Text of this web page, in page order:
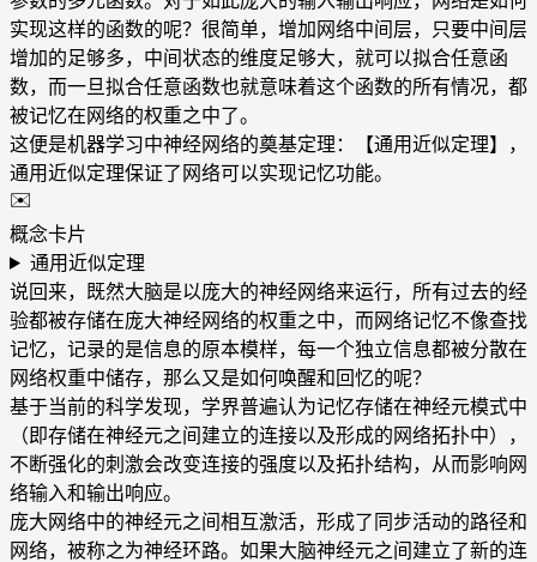
实现这样的函数的呢？很简单，增加网络中间层，只要中间层
增加的足够多，中间状态的维度足够大，就可以拟合任意函
数，而一旦拟合任意函数也就意味着这个函数的所有情况，都
被记忆在网络的权重之中了。
这便是机器学习中神经网络的奠基定理：【通用近似定理】，
通用近似定理保证了网络可以实现记忆功能。
✉️
概念卡片
通用近似定理
说回来，既然大脑是以庞大的神经网络来运行，所有过去的经
验都被存储在庞大神经网络的权重之中，而网络记忆不像查找
记忆，记录的是信息的原本模样，每一个独立信息都被分散在
网络权重中储存，那么又是如何唤醒和回忆的呢？
基于当前的科学发现，学界普遍认为记忆存储在神经元模式中
（即存储在神经元之间建立的连接以及形成的网络拓扑中），
不断强化的刺激会改变连接的强度以及拓扑结构，从而影响网
络输入和输出响应。
庞大网络中的神经元之间相互激活，形成了同步活动的路径和
网络，被称之为神经环路。如果大脑神经元之间建立了新的连